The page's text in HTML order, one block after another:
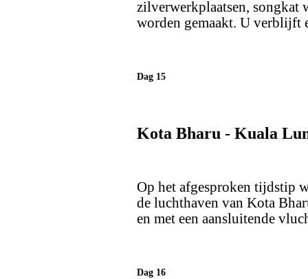
zilverwerkplaatsen, songkat
worden gemaakt. U verblijft
Dag 15
Kota Bharu - Kuala
Op het afgesproken tijdstip
de luchthaven van Kota
en met een aansluitende
Dag 16